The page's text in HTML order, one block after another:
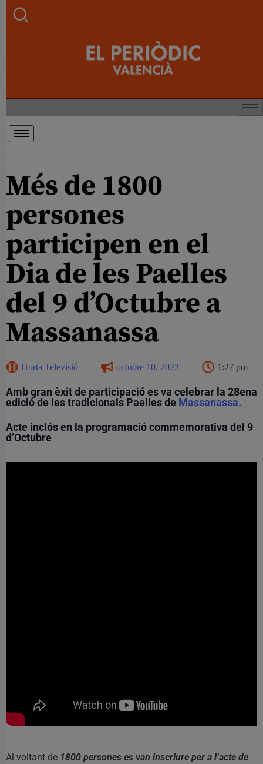
Més de 1800
persones
participen en el
Dia de les Paelles
del 9 d’Octubre a
Massanassa
Horta Televisió octubre 10, 2023 1:27 pm
Amb gran èxit de participació es va celebrar la 28ena
edició de les tradicionals Paelles de Massanassa.
Acte inclós en la programació commemorativa del 9
d’Octubre
Al voltant de 1800 persones es van inscriure per a l’acte de